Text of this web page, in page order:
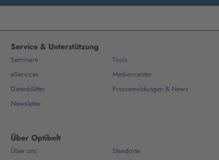
Service & Unterstützung
Seminare
Tools
eServices
Mediencenter
Datenblätter
Pressemeldungen & News
Newsletter
Über Optibelt
Über uns
Standorte